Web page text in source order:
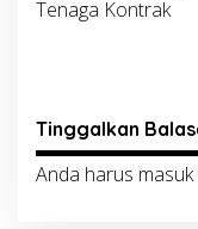
Tenaga Kontrak
Tinggalkan
Anda harus masuk